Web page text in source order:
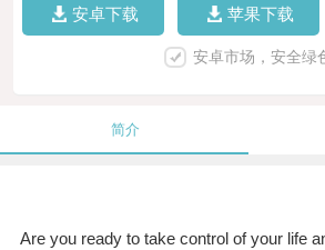
安卓下载 苹果下载
安卓市场，安全绿
简介
Are you ready to take control of your life